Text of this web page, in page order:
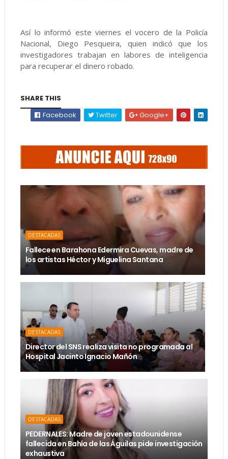
Así lo informó este viernes el vocero de la Policía
Nacional, Diego Pesqueira, quien indicó que los
investigadores trabajan en labores de inteligencia
para recuperar el dinero robado.
SHARE THIS
Facebook
Twitter Google+
DESTACADAS
Fallece en Barahona Edermira Cuevas, madre de
los artistas Héctor y Miguelina Santana
DESTACADAS
Director del SNS realiza visita no programada al
Hospital Jacinto Ignacio Mañón
DESTACADAS
PEDERNALES: Madre de joven estadounidense
fallecida en Bahía de las Águilas pide investigación
exhaustiva